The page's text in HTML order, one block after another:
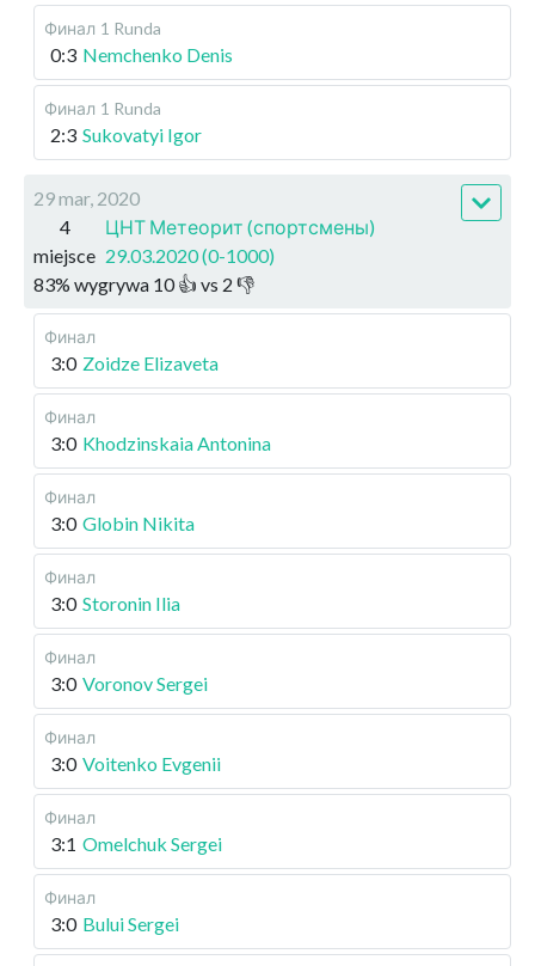
Финал 1 Runda
0:3 Nemchenko Denis
Финал 1 Runda
2:3 Sukovatyi Igor
29 mar, 2020
4
miejsce
ЦНТ Метеорит (спортсмены)
29.03.2020 (0-1000)
83% wygrywa 10👍 vs 2 👎
Финал
3:0 Zoidze Elizaveta
Финал
3:0 Khodzinskaia Antonina
Финал
3:0 Globin Nikita
Финал
3:0 Storonin Ilia
Финал
3:0 Voronov Sergei
Финал
3:0 Voitenko Evgenii
Финал
3:1 Omelchuk Sergei
Финал
3:0 Bului Sergei